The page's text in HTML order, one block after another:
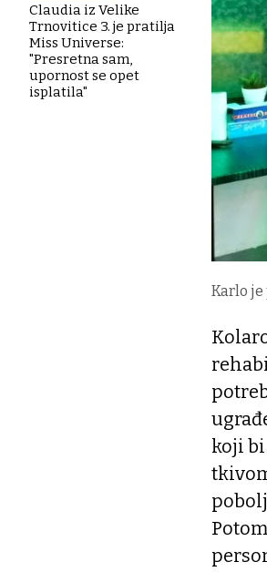
Claudia iz Velike
Trnovitice 3. je pratilja
Miss Universe:
"Presretna sam,
upornost se opet
isplatila"
Karlo je
koji